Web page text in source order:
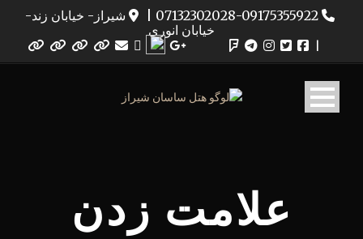
07132302028-09175355922
شیراز- خیابان زند-
خیابان انوری
علامت زدن